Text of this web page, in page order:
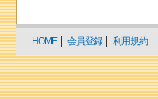
HOME 会員登録 利用規約